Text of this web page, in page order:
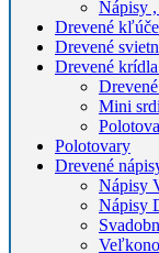
Nápisy
Drevené
Drevené
Drevené
Mini
Polotovary
Drevené
Nápisy
Nápisy